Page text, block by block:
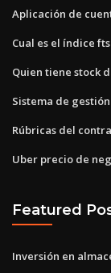
Aplicación de
Cual es el índice
Quien tiene stock
Sistema de
Rúbricas del
Uber precio de
Featured
Inversión en